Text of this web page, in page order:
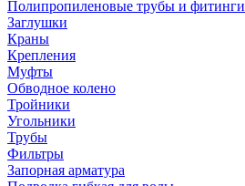
Полипропиленовые трубы и фитинги
Заглушки
Краны
Крепления
Муфты
Обводное колено
Тройники
Угольники
Трубы
Фильтры
Запорная арматура